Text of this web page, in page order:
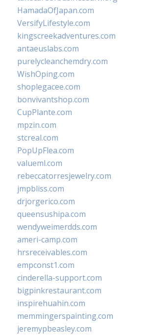
HamadaOfJapan.com
VersifyLifestyle.com
kingscreekadventures.com
antaeuslabs.com
purelycleanchemdry.com
WishOping.com
shoplegacee.com
bonvivantshop.com
CupPlante.com
mpzin.com
stcreal.com
PopUpFlea.com
valueml.com
rebeccatorresjewelry.com
jmpbliss.com
drjorgerico.com
queensushipa.com
wendyweimerdds.com
ameri-camp.com
hrsreceivables.com
empconst1.com
cinderella-support.com
bigpinkrestaurant.com
inspirehuahin.com
memmingerspainting.com
jeremypbeasley.com